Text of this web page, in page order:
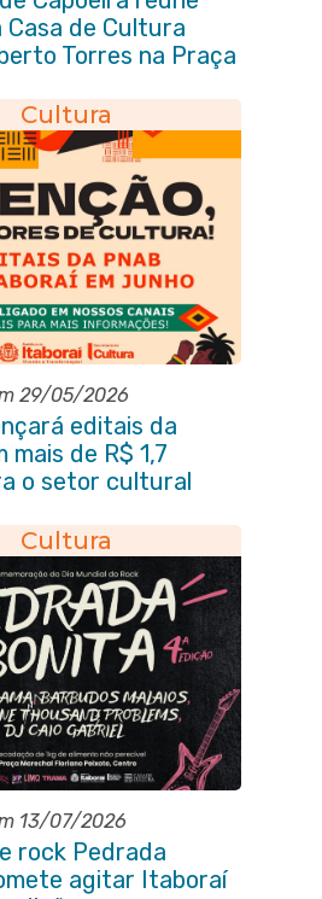
Casa de Cultura
Torres na Praça
Cultura
29/05/2026
editais da
mais de R$ 1,7
o setor cultural
Cultura
13/07/2026
rock Pedrada
agitar Itaboraí